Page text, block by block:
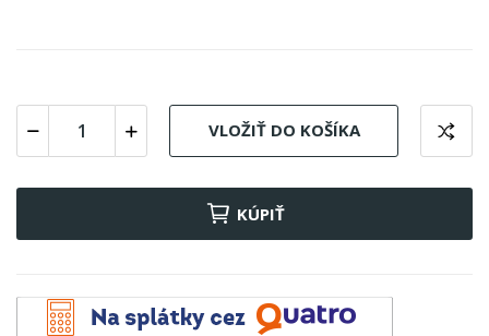
VLOŽIŤ DO KOŠÍKA
KÚPIŤ